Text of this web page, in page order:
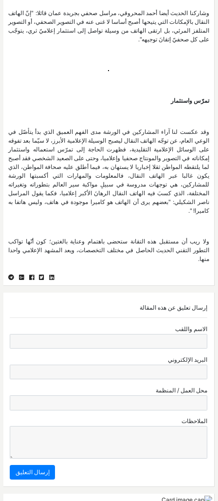
وشاركنا الحديث أيضا أحمد المحروقي، مراسل صحفي بجريدة عمان قائلا: "إنّ الهاتف
النقال بالإمكانات التي يتيحها أصبح أساسا لا غنى عنه في التصوير الصحفي، أو التصوير
المتلفز المرئي، بل ارتقى الهاتف من وسيلة تواصل إلى استثمار إعلاميّ ثري، يتوجّب
على كل صحفيّ إتقانَ توجيهه".
تمرّس واستثمار
وقد عكست لنا آراء المشاركين في الورشة مدى الفهم العميق الذي بدأ يتأصّل في
الوعي العام، عن توجّه الهاتف النقال ليصبح الوسيلة الإعلامية الأبرز، لا سيّما بعد تفوقه
على الوسائل الإعلامية التقليدية، فظهرت الحاجة إلى تمرّس استعماله واستثمار
إمكاناته في التصوير والمونتاج صحفيا وإعلاميا، وحتى على الصعيد الشخصي فقد أصبح
لما يلتقطه المواطن ثقلا إخباريا لا يستهان به، فيما أطلق عليه صحافة المواطن، الذي
يكون غالبا عبر الهاتف النقال، فالمعلومات والمهارات التي أكسبتها الورشة
للمشاركين، هي توجهات مدروسة في سبيلِ مواكبة سير العالم بتطوراته وتغيراته
المختلفة، الذي كسبَ فيه الهاتف النقال الرهانَ الأكبر إعلاميا، فكما يقول المراسل
ناصر الشكيلي: "بعضهم يرى أن الهاتف هو كاميرا موجودة في هاتف، وليس هاتفا به
كاميرا! ".
ولا ريب أن مستقبل هذه التقانة ستحضى باهتمام وعناية بالغتين؛ كون أنّها تواكب
التطور التقني الحديث الحاصل في مختلف التخصصات، ويعد المشهد الإعلامي واحدا
منها.
إرسال تعليق عن هذه المقالة
الاسم واللقب
البريد الإلكتروني
محل العمل / المنظمة
الملاحظات